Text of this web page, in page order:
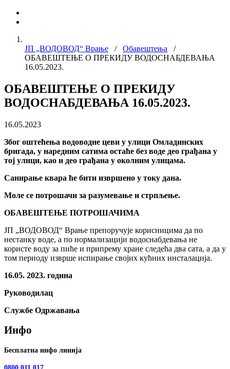
ЈП „ВОДОВОД“ Врање / Обавештења /
ОБАВЕШТЕЊЕ О ПРЕКИДУ ВОДОСНАБДЕВАЊА
16.05.2023.
ОБАВЕШТЕЊЕ О ПРЕКИДУ
ВОДОСНАБДЕВАЊА 16.05.2023.
16.05.2023
Због оштећења водоводне цеви у улици Омладинских
бригада, у наредним сатима остаће без воде део грађана у
тој улици, као и део грађана у околним улицама.
Санирање квара ће бити извршено у току дана.
Моле се потрошачи за разумевање и стрпљење.
ОБАВЕШТЕЊЕ ПОТРОШАЧИМА
ЈП „ВОДОВОД“ Врање препоручује корисницима да по
нестанку воде, а по нормализацији водоснабдевања не
користе воду за пиће и припрему хране следећа два сата, а да у
том периоду изврше испирање својих кућних инсталација.
16.05. 2023. година
Руководилац
Службе Одржавања
Инфо
Бесплатна инфо линија